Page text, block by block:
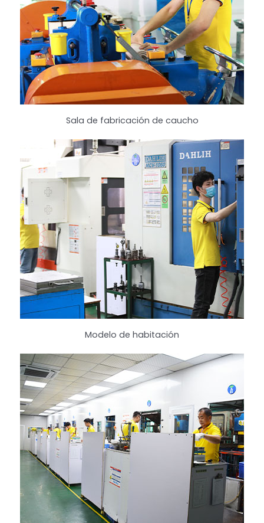
Sala de fabricación de caucho
Modelo de habitación